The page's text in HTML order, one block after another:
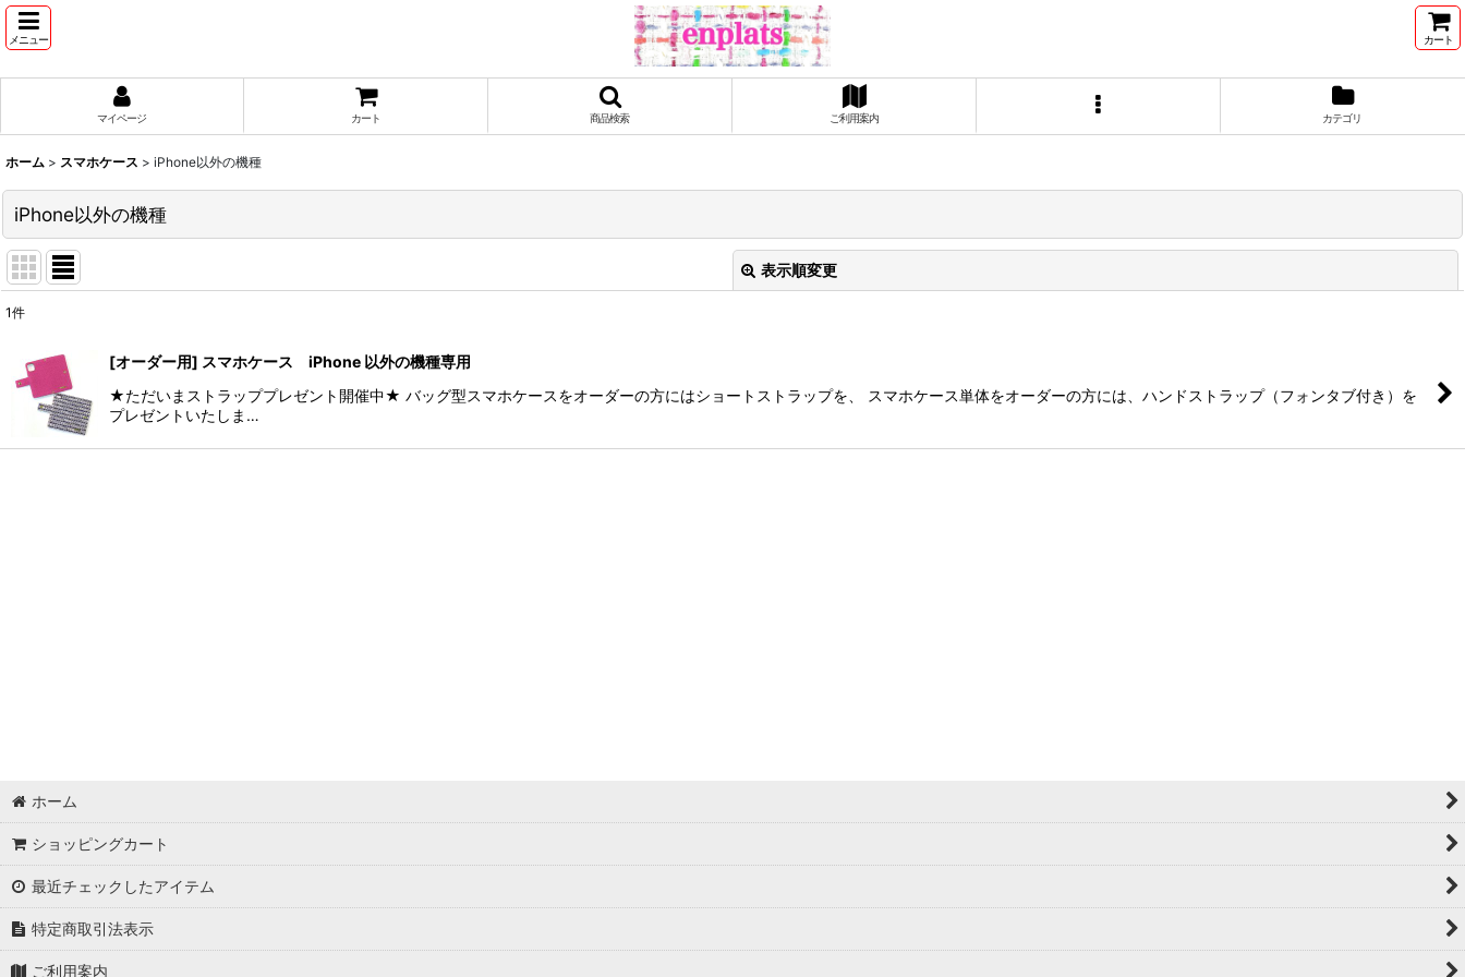
メニュー カート
マイページ カート 商品検索 ご利用案内 カテゴリ
ホーム > スマホケース > iPhone以外の機種
iPhone以外の機種
表示順変更
並び順:
絞り込む
1件
[オーダー用] スマホケース iPhone 以外の機種専用
★ただいまストラッププレゼント開催中★ バッグ型スマホケースをオーダーの方にはショートストラップを、 スマホケース単体をオーダーの方には、ハンドストラップ（フォンタブ付き）を
プレゼントいたしま…
ホーム
ショッピングカート
最近チェックしたアイテム
特定商取引法表示
ご利用案内